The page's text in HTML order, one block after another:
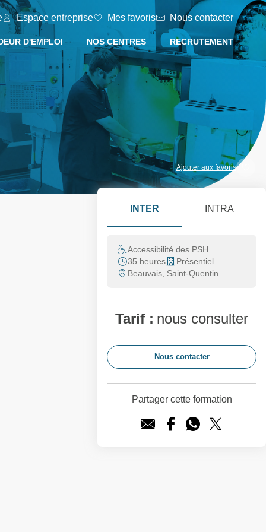
Espace entreprise Mes favoris Nous contacter
D'EMPLOI NOS CENTRES RECRUTEMENT
Ajouter aux favoris
INTER INTRA
Accessibilité des PSH
35 heures
Présentiel
Beauvais, Saint-Quentin
Tarif : nous consulter
Nous contacter
Partager cette formation